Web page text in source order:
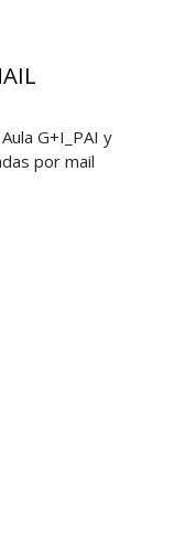
G+I_PAI y
por mail